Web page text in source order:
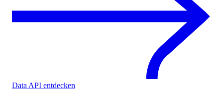
Data API entdecken